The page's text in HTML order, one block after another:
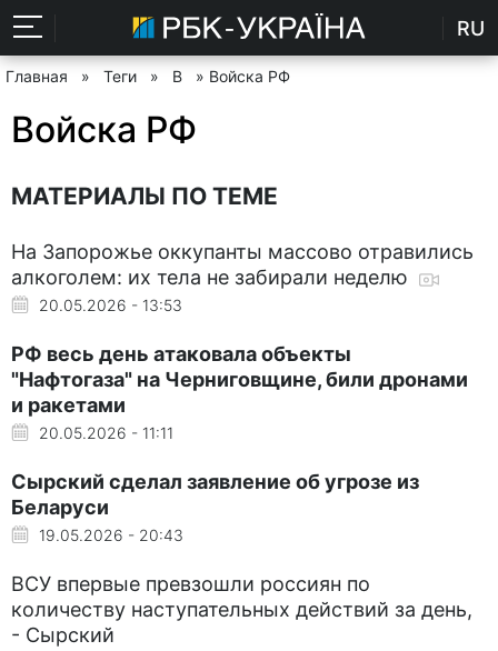
RU
Главная » Теги » В » Войска РФ
Войска РФ
МАТЕРИАЛЫ ПО ТЕМЕ
На Запорожье оккупанты массово отравились
алкоголем: их тела не забирали неделю
20.05.2026 - 13:53
РФ весь день атаковала объекты
"Нафтогаза" на Черниговщине, били дронами
и ракетами
20.05.2026 - 11:11
Сырский сделал заявление об угрозе из
Беларуси
19.05.2026 - 20:43
ВСУ впервые превзошли россиян по
количеству наступательных действий за день,
- Сырский